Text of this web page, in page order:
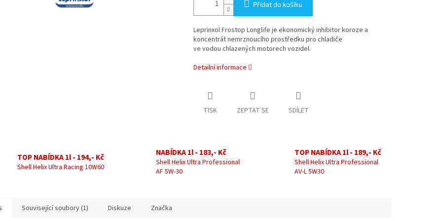
Přidat do košíku
Leprinxol Frostop Longlife je ekonomický inhibitor koroze a
koncentrát nemrznoucího prostředku pro chladiče
ve vodou chlazených motorech vozidel.
Detailní informace
TISK ZEPTAT SE SDÍLET
TOP NABÍDKA 1l - 194,- Kč
Shell Helix Ultra Racing 10W60
NABÍDKA 1l - 183,- Kč
Shell Helix Ultra Professional
AF 5W-30
TOP NABÍDKA 1l - 189,- Kč
Shell Helix Ultra Professional
AV-L 5W30
Související soubory (1) Diskuze Značka